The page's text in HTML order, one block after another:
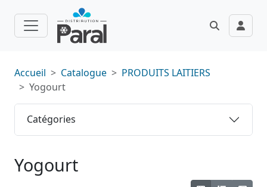
Catégories
Accueil Catalogue
PRODUITS LAITIERS
Yogourt
Yogourt